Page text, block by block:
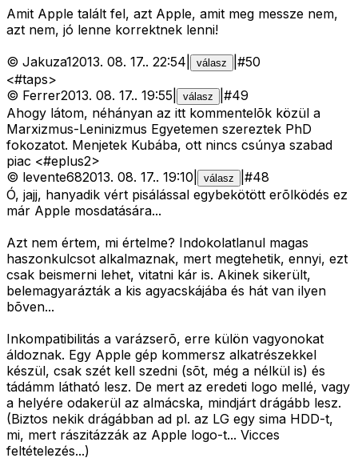
Amit Apple talált fel, azt Apple, amit meg messze nem,
azt nem, jó lenne korrektnek lenni!
© Jakuza12013. 08. 17.. 22:54 válasz #50
<#taps>
© Ferrer2013. 08. 17.. 19:55 válasz #49
Ahogy látom, néhányan az itt kommentelõk közül a
Marxizmus-Leninizmus Egyetemen szereztek PhD
fokozatot. Menjetek Kubába, ott nincs csúnya szabad
piac <#eplus2>
© levente682013. 08. 17.. 19:10 válasz #48
Ó, jajj, hanyadik vért pisálással egybekötött erõlködés ez
már Apple mosdatására...
Azt nem értem, mi értelme? Indokolatlanul magas
haszonkulcsot alkalmaznak, mert megtehetik, ennyi, ezt
csak beismerni lehet, vitatni kár is. Akinek sikerült,
belemagyarázták a kis agyacskájába és hát van ilyen
bõven...
Inkompatibilitás a varázserõ, erre külön vagyonokat
áldoznak. Egy Apple gép kommersz alkatrészekkel
készül, csak szét kell szedni (sõt, még a nélkül is) és
tádámm látható lesz. De mert az eredeti logo mellé, vagy
a helyére odakerül az almácska, mindjárt drágább lesz.
(Biztos nekik drágábban ad pl. az LG egy sima HDD-t,
mi, mert rászitázzák az Apple logo-t... Vicces
feltételezés...)